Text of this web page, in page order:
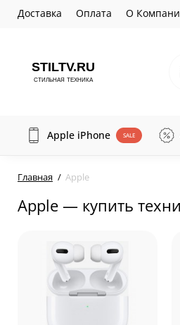
Доставка Оплата О
Apple iPhone SALE
Главная Apple
Apple — купить